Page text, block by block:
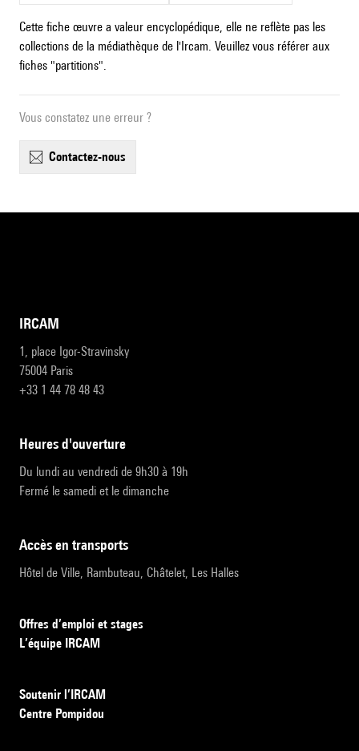
Cette fiche œuvre a valeur encyclopédique, elle ne reflète pas les
collections de la médiathèque de l'Ircam. Veuillez vous référer aux
fiches "partitions".
Vous constatez une erreur ?
contactez-nous
IRCAM
1, place Igor-Stravinsky
75004 Paris
+33 1 44 78 48 43
heures d'ouverture
Du lundi au vendredi de 9h30 à 19h
Fermé le samedi et le dimanche
accès en transports
Hôtel de Ville, Rambuteau, Châtelet, Les Halles
Offres d’emploi et stages
L’équipe IRCAM
Soutenir l’IRCAM
Centre Pompidou